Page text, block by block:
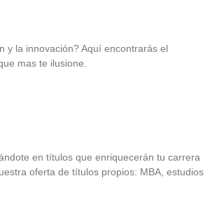
y la innovación? Aquí encontrarás el
que mas te ilusione.
en títulos que enriquecerán tu carrera
oferta de títulos propios: MBA, estudios